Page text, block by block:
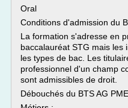
Oral
Conditions d'admission du
La formation s'adresse en
baccalauréat STG mais les
les types de bac. Les
professionnel d'un champ
sont admissibles de droit.
Débouchés du BTS AG